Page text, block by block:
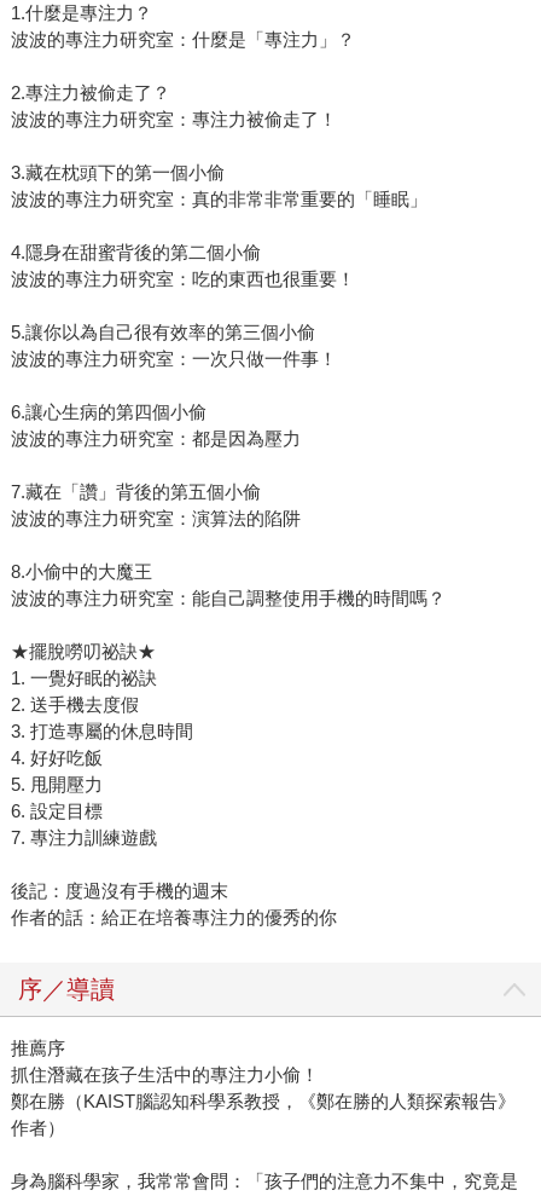
1.什麼是專注力？
波波的專注力研究室：什麼是「專注力」？
2.專注力被偷走了？
波波的專注力研究室：專注力被偷走了！
3.藏在枕頭下的第一個小偷
波波的專注力研究室：真的非常非常重要的「睡眠」
4.隱身在甜蜜背後的第二個小偷
波波的專注力研究室：吃的東西也很重要！
5.讓你以為自己很有效率的第三個小偷
波波的專注力研究室：一次只做一件事！
6.讓心生病的第四個小偷
波波的專注力研究室：都是因為壓力
7.藏在「讚」背後的第五個小偷
波波的專注力研究室：演算法的陷阱
8.小偷中的大魔王
波波的專注力研究室：能自己調整使用手機的時間嗎？
★擺脫嘮叨祕訣★
1. 一覺好眠的祕訣
2. 送手機去度假
3. 打造專屬的休息時間
4. 好好吃飯
5. 甩開壓力
6. 設定目標
7. 專注力訓練遊戲
後記：度過沒有手機的週末
作者的話：給正在培養專注力的優秀的你
序／導讀
推薦序
抓住潛藏在孩子生活中的專注力小偷！
鄭在勝（KAIST腦認知科學系教授，《鄭在勝的人類探索報告》
作者）
身為腦科學家，我常常會問：「孩子們的注意力不集中，究竟是